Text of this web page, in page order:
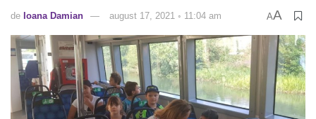
de Ioana Damian august 17, 2021 ◦ 11:04 am AA